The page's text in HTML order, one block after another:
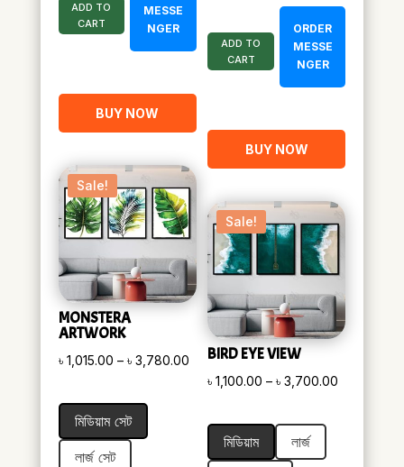
ADD TO
CART
MESSE
NGER
BUY NOW
ADD TO
CART
ORDER
MESSE
NGER
BUY NOW
Sale!
MONSTERA
ARTWORK
৳ 1,015.00 – ৳ 3,780.00Price
range:
through
৳ 3,780.00
মিডিয়াম সেট
লার্জ সেট
Sale!
BIRD EYE VIEW
৳1,100.00 – ৳3,700.00
মিডিয়াম
লার্জ